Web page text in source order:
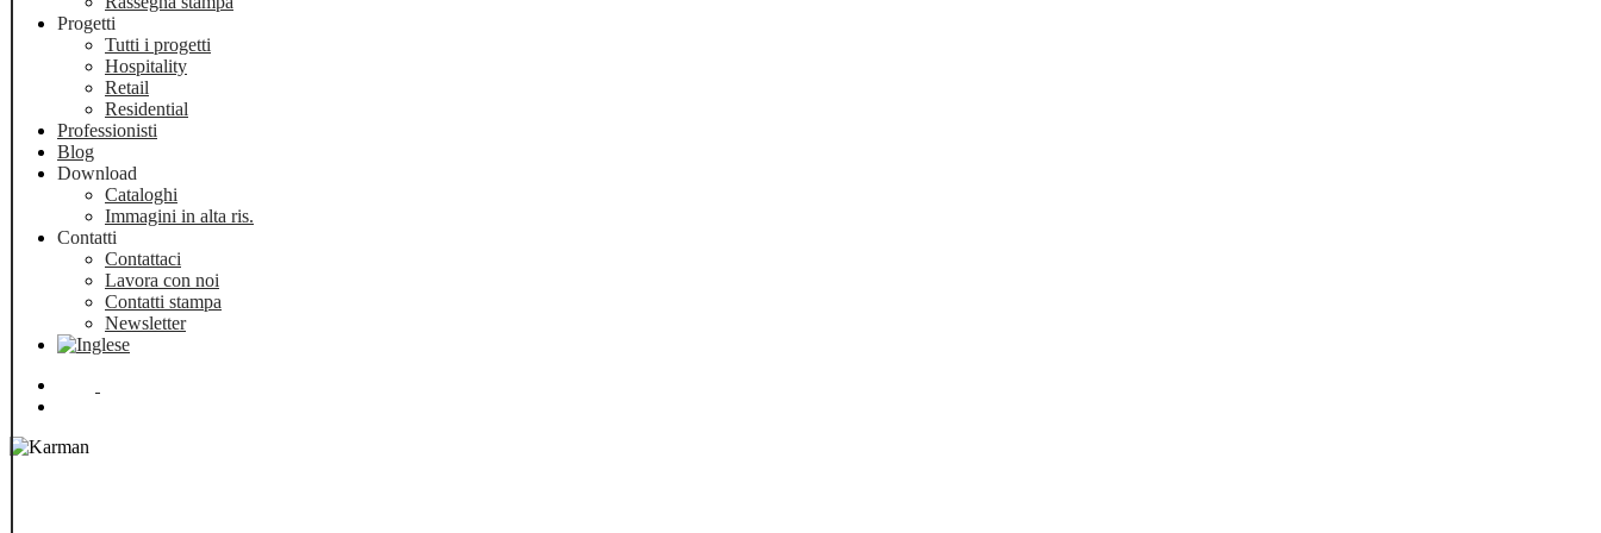
Progetti
Tutti i progetti
Hospitality
Retail
Residential
Professionisti
Blog
Download
Cataloghi
Immagini in alta ris.
Contatti
Contattaci
Lavora con noi
Contatti stampa
Newsletter